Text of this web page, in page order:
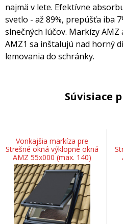
najmä v lete. Efektívne
svetlo - až 89%, prepúšťa iba
slnečných lúčov. Markízy AMZ
AMZ1 sa inštalujú nad horný
lemovania do schránky.
Súvisiace
Vonkajšia markíza pre
Strešné okná výklopné okná
AMZ 55x000 (max. 140)